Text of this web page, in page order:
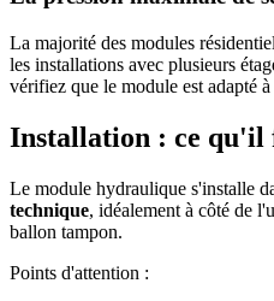
La majorité des modules
les installations avec plusieurs
vérifiez que le module est adapté
Installation : ce
Le module hydraulique s'installe
technique, idéalement à côté de
ballon tampon.
Points d'attention :